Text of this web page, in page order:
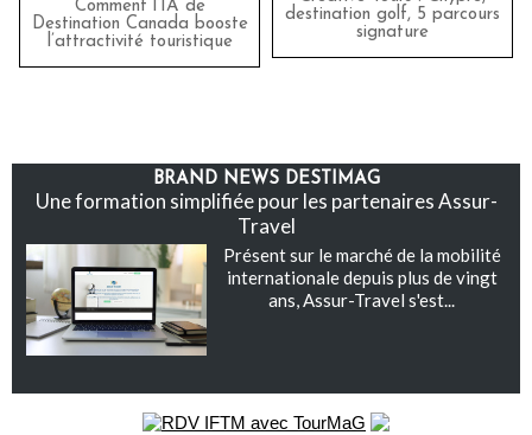
Comment l’IA de
Destination Canada booste
l’attractivité touristique
destination golf, 5 parcours
signature
BRAND NEWS DESTIMAG
Une formation simplifiée pour les partenaires Assur-
Travel
Présent sur le marché de la mobilité
internationale depuis plus de vingt
ans, Assur-Travel s'est...